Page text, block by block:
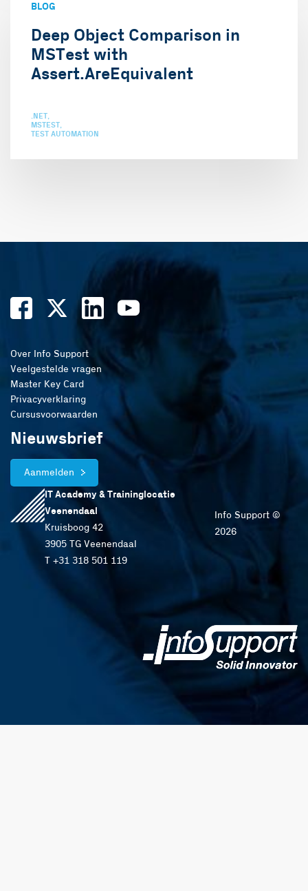
BLOG
Deep Object Comparison in
MSTest with
Assert.AreEquivalent
.NET
MSTEST
TEST AUTOMATION
Over Info Support
Veelgestelde vragen
Master Key Card
Privacyverklaring
Cursusvoorwaarden
Nieuwsbrief
Aanmelden
IT Academy & Traininglocatie
Veenendaal
Kruisboog 42
3905 TG Veenendaal
T +31 318 501 119
Info Support ©
2026